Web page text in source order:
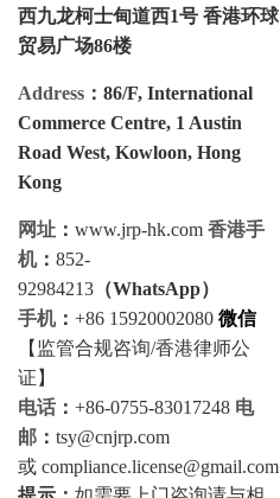
西九龙柯士甸道西1号 香港环球
贸易广场86楼
Address ：86/F, International
Commerce Centre, 1 Austin
Road West, Kowloon, Hong
Kong
网址 ： www.jrp-hk.com 香港手
机： 852-
92984213 （WhatsApp）
手机： +86 15920002080 微信
【监管合规咨询/香港律师公
证】
电话 ： +86-0755-83017248 电
邮 ： tsy@cnjrp.com
或 compliance.license@gmail.com